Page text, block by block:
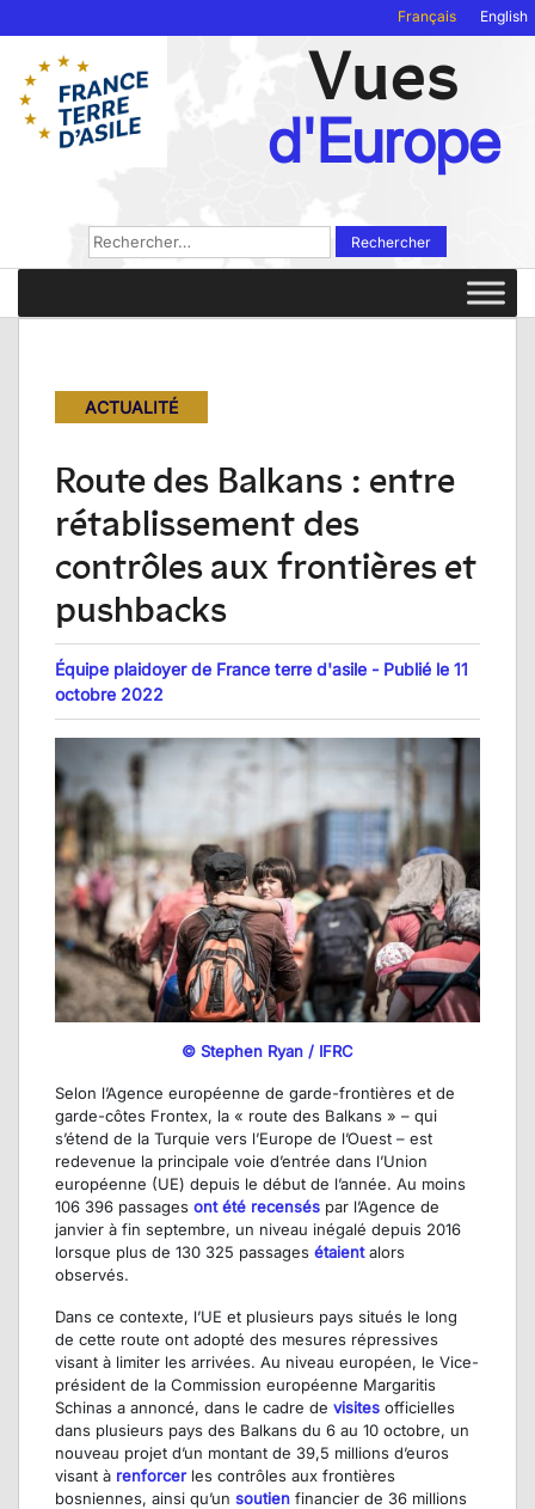
Français English
Vues
d'Europe
Rechercher :
ACTUALITÉ
Route des Balkans : entre
rétablissement des
contrôles aux frontières et
pushbacks
Équipe plaidoyer de France terre d'asile - Publié le 11
octobre 2022
© Stephen Ryan / IFRC
Selon l’Agence européenne de garde-frontières et de
garde-côtes Frontex, la « route des Balkans » – qui
s’étend de la Turquie vers l’Europe de l’Ouest – est
redevenue la principale voie d’entrée dans l’Union
européenne (UE) depuis le début de l’année. Au moins
106 396 passages ont été recensés par l’Agence de
janvier à fin septembre, un niveau inégalé depuis 2016
lorsque plus de 130 325 passages étaientalors
observés.
Dans ce contexte, l’UE et plusieurs pays situés le long
de cette route ont adopté des mesures répressives
visant à limiter les arrivées. Au niveau européen, le Vice-
président de la Commission européenne Margaritis
Schinas a annoncé, dans le cadre de visites officielles
dans plusieurs pays des Balkans du 6 au 10 octobre, un
nouveau projet d’un montant de 39,5 millions d’euros
visant à renforcerles contrôles aux frontières
bosniennes, ainsi qu’un soutien financier de 36 millions